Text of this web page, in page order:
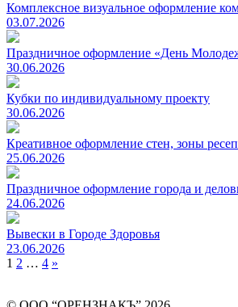
Комплексное визуальное оформление
03.07.2026
Праздничное оформление «День
30.06.2026
Кубки по индивидуальному проекту
30.06.2026
Креативное оформление стен, зоны
25.06.2026
Праздничное оформление города и
24.06.2026
Вывески в Городе Здоровья
23.06.2026
Навигация
1 2 … 4 »